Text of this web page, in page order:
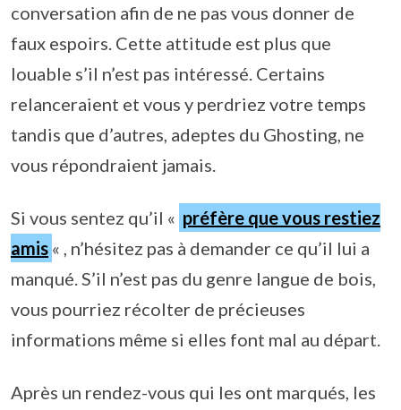
conversation afin de ne pas vous donner de
faux espoirs. Cette attitude est plus que
louable s’il n’est pas intéressé. Certains
relanceraient et vous y perdriez votre temps
tandis que d’autres, adeptes du Ghosting, ne
vous répondraient jamais.
Si vous sentez qu’il « préfère que vous restiez
amis « , n’hésitez pas à demander ce qu’il lui a
manqué. S’il n’est pas du genre langue de bois,
vous pourriez récolter de précieuses
informations même si elles font mal au départ.
Après un rendez-vous qui les ont marqués, les